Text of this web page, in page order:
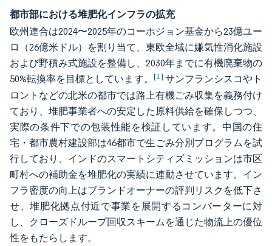
都市部における堆肥化インフラの拡充
欧州連合は2024〜2025年のコーホジョン基金から23億ユー
ロ（26億米ドル）を割り当て、東欧全域に嫌気性消化施設
および野積み式施設を整備し、2030年までに有機廃棄物の
50%転換率を目標としています。 [1] サンフランシスコやト
ロントなどの北米の都市では路上有機ごみ収集を義務付け
ており、堆肥事業者への安定した原料供給を確保しつつ、
実際の条件下での包装性能を検証しています。中国の住
宅・都市農村建設部は46都市で生ごみ分別プログラムを試
行しており、インドのスマートシティズミッションは市区
町村への補助金を堆肥化の実績に連動させています。イン
フラ密度の向上はブランドオーナーの評判リスクを低下さ
せ、堆肥化拠点付近で事業を展開するコンバーターに対
し、クローズドループ回収スキームを通じた物流上の優位
性をもたらします。